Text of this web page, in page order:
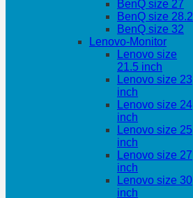
BenQ size 27
BenQ size 28.2
BenQ size 32
Lenovo-Monitor
Lenovo size
21.5 inch
Lenovo size 23
inch
Lenovo size 24
inch
Lenovo size 25
inch
Lenovo size 27
inch
Lenovo size 30
inch